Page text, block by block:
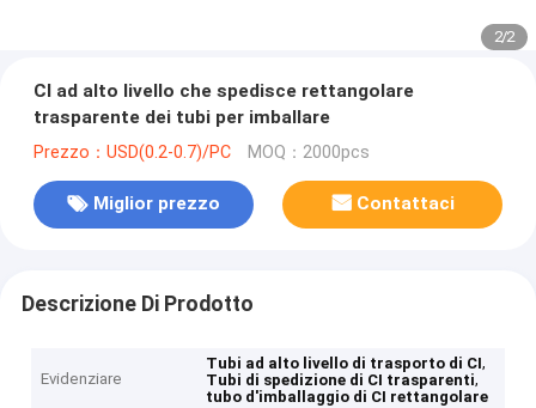
2/2
CI ad alto livello che spedisce rettangolare
trasparente dei tubi per imballare
Prezzo：USD(0.2-0.7)/PC MOQ：2000pcs
Miglior prezzo Contattaci
Descrizione Di Prodotto
Evidenziare
Tubi ad alto livello di trasporto di CI,
Tubi di spedizione di CI trasparenti,
tubo d'imballaggio di CI rettangolare